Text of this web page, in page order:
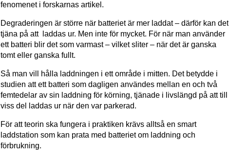
fenomenet i forskarnas artikel.
Degraderingen är större när batteriet är mer laddat – därför kan det
tjäna på att laddas ur. Men inte för mycket. För när man använder
ett batteri blir det som varmast – vilket sliter – när det är ganska
tomt eller ganska fullt.
Så man vill hålla laddningen i ett område i mitten. Det betydde i
studien att ett batteri som dagligen användes mellan en och två
femtedelar av sin laddning för körning, tjänade i livslängd på att till
viss del laddas ur när den var parkerad.
För att teorin ska fungera i praktiken krävs alltså en smart
laddstation som kan prata med batteriet om laddning och
förbrukning.